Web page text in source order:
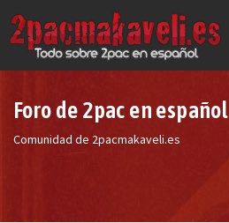
Foro de 2pac en español
Comunidad de 2pacmakaveli.es